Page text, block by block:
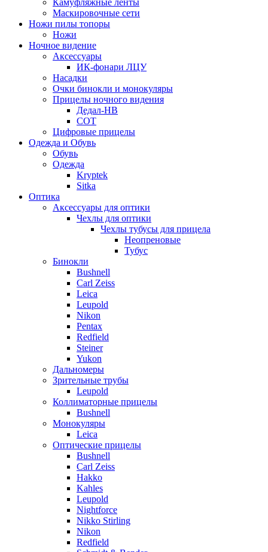
Камуфляжные ленты
Маскировочные сети
Ножи пилы топоры
Ножи
Ночное видение
Аксессуары
ИК-фонари ЛЦУ
Насадки
Очки бинокли и монокуляры
Прицелы ночного видения
Дедал-НВ
СОТ
Цифровые прицелы
Одежда и Обувь
Обувь
Одежда
Kryptek
Sitka
Оптика
Аксессуары для оптики
Чехлы для оптики
Чехлы тубусы для прицела
Неопреновые
Тубус
Бинокли
Bushnell
Carl Zeiss
Leica
Leupold
Nikon
Pentax
Redfield
Steiner
Yukon
Дальномеры
Зрительные трубы
Leupold
Коллиматорные прицелы
Bushnell
Монокуляры
Leica
Оптические прицелы
Bushnell
Carl Zeiss
Hakko
Kahles
Leupold
Nightforce
Nikko Stirling
Nikon
Redfield